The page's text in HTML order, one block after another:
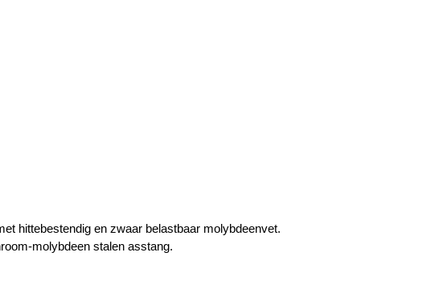
hittebestendig en zwaar belastbaar molybdeenvet.
molybdeen stalen asstang.